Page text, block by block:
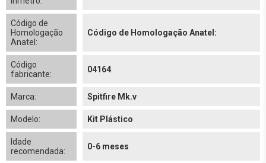
Código de
Homologação
Anatel:
Código de Homologação Anatel:
Código
fabricante:
04164
Marca: Spitfire Mk.v
Modelo: Kit Plástico
Idade
recomendada:
0-6 meses